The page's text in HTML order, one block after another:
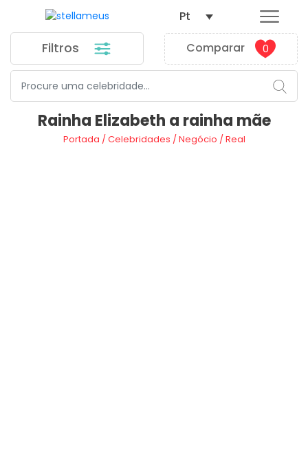
Filtros Comparar 0
Pt
Rainha Elizabeth a rainha mãe
Portada /Celebridades /Negócio /Real